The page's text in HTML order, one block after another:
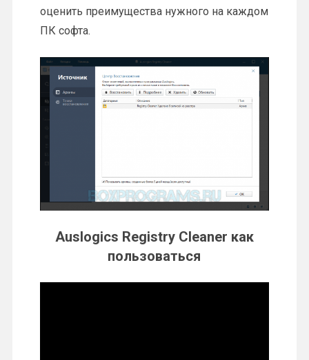
оценить преимущества нужного на каждом
ПК софта.
Auslogics Registry Cleaner как
пользоваться